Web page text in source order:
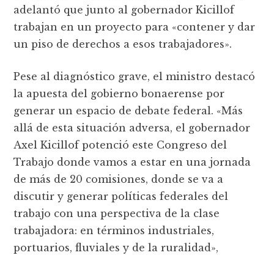
adelantó que junto al gobernador Kicillof
trabajan en un proyecto para «contener y dar
un piso de derechos a esos trabajadores».
Pese al diagnóstico grave, el ministro destacó
la apuesta del gobierno bonaerense por
generar un espacio de debate federal. «Más
allá de esta situación adversa, el gobernador
Axel Kicillof potenció este Congreso del
Trabajo donde vamos a estar en una jornada
de más de 20 comisiones, donde se va a
discutir y generar políticas federales del
trabajo con una perspectiva de la clase
trabajadora: en términos industriales,
portuarios, fluviales y de la ruralidad»,